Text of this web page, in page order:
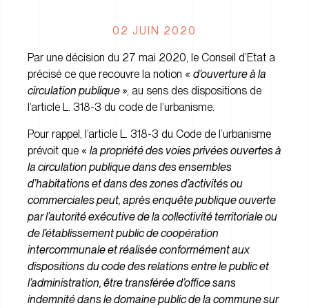
02 JUIN 2020
Par une décision du 27 mai 2020, le Conseil d’Etat a
précisé ce que recouvre la notion « d’ouverture à la
circulation publique », au sens des dispositions de
l’article L. 318-3 du code de l’urbanisme.
Pour rappel, l’article L. 318-3 du Code de l’urbanisme
prévoit que « la propriété des voies privées ouvertes à
la circulation publique dans des ensembles
d’habitations et dans des zones d’activités ou
commerciales peut, après enquête publique ouverte
par l’autorité exécutive de la collectivité territoriale ou
de l’établissement public de coopération
intercommunale et réalisée conformément aux
dispositions du code des relations entre le public et
l’administration, être transférée d’office sans
indemnité dans le domaine public de la commune sur